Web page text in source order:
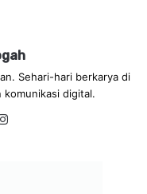
Sehari-hari berkarya di
komunikasi digital.